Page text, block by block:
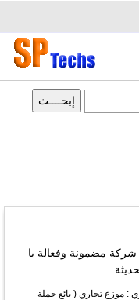
مضمونة وفعالة با
: موزع تجاري ( بائع جملة